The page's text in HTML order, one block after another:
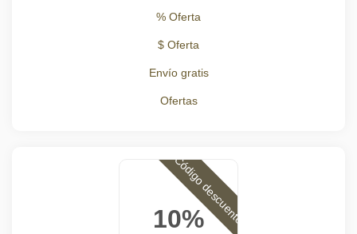
% Oferta
$ Oferta
Envío gratis
Ofertas
10%
Código descuento